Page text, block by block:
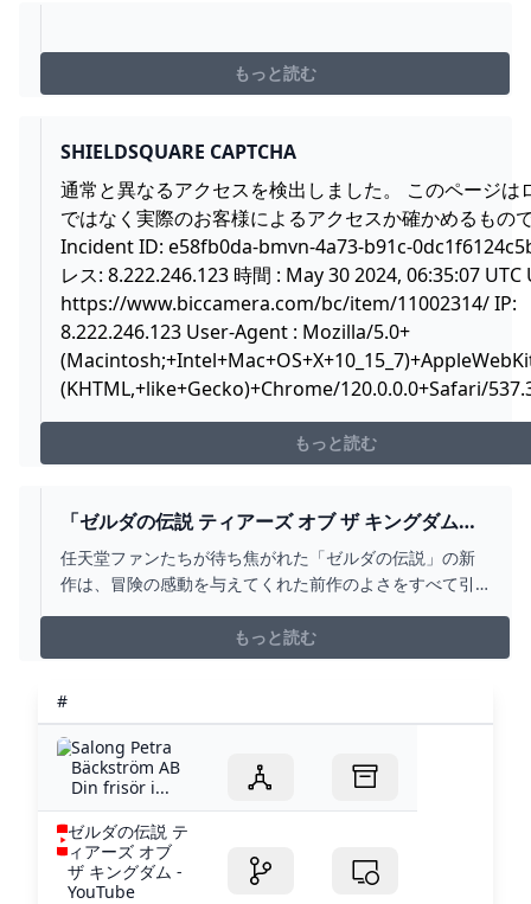
もっと読む
SHIELDSQUARE CAPTCHA
通常と異なるアクセスを検出しました。 このページは
ではなく実際のお客様によるアクセスか確かめるもの
Incident ID: e58fb0da-bmvn-4a73-b91c-
レス: 8.222.246.123 時間 : May 30 2024, 06:35:07 UTC
https://www.biccamera.com/bc/item/11002314/IP:
8.222.246.123 User-Agent : Mozilla/5.0+
(KHTML,+like+Gecko)+Chrome/120.0.0.0+Safari/
もっと読む
「ゼルダの伝説 ティアーズ オブ ザ キングダム」
は前作を“進化”させ、さらなる高みへと押し上げ
ている：ゲームレビュー WIRED.JP
任天堂ファンたちが待ち焦がれた「ゼルダの伝説」の新
作は、冒険の感動を与えてくれた前作のよさをすべて引
レイしていると、懐かしの土地に戻ってきたような気分
になる作品だ。
もっと読む
#
Salong Petra
Bäckström AB
Din frisör i...
ゼルダの伝説 テ
ィアーズ オブ
ザ キングダム -
YouTube